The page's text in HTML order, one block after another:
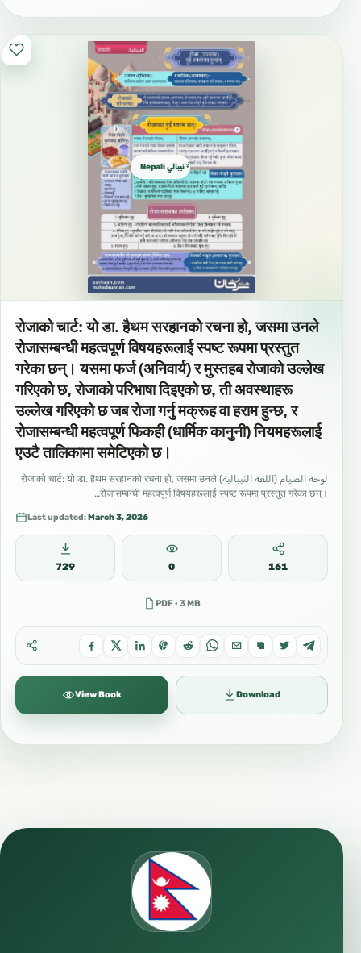
Nepali نيبالي नेपाली
रोजाको चार्ट: यो डा. हैथम सरहानको रचना हो, जसमा उनले
रोजासम्बन्धी महत्वपूर्ण विषयहरूलाई स्पष्ट रूपमा प्रस्तुत
गरेका छन्। यसमा फर्ज (अनिवार्य) र मुस्तहब रोजाको उल्लेख
गरिएको छ, रोजाको परिभाषा दिइएको छ, ती अवस्थाहरू
उल्लेख गरिएको छ जब रोजा गर्नु मक्रूह वा हराम हुन्छ, र
रोजासम्बन्धी महत्वपूर्ण फिकही (धार्मिक कानुनी) नियमहरूलाई
एउटै तालिकामा समेटिएको छ।
لوحة الصيام (اللغة النيبالية) रोजाको चार्ट: यो डा. हैथम सरहानको रचना हो, जसमा उनले
रोजासम्बन्धी महत्वपूर्ण विषयहरूलाई स्पष्ट रूपमा प्रस्तुत गरेका छन्।…
Last updated:March 3, 2026
729 0 161
PDF · 3 MB
View Book Download